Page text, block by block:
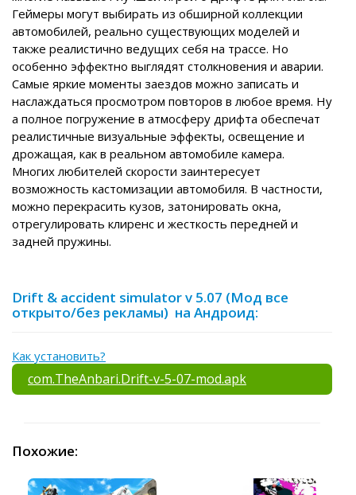
Геймеры могут выбирать из обширной коллекции
автомобилей, реально существующих моделей и
также реалистично ведущих себя на трассе. Но
особенно эффектно выглядят столкновения и аварии.
Самые яркие моменты заездов можно записать и
наслаждаться просмотром повторов в любое время. Ну
а полное погружение в атмосферу дрифта обеспечат
реалистичные визуальные эффекты, освещение и
дрожащая, как в реальном автомобиле камера.
Многих любителей скорости заинтересует
возможность кастомизации автомобиля. В частности,
можно перекрасить кузов, затонировать окна,
отрегулировать клиренс и жесткость передней и
задней пружины.
Drift & accident simulator v 5.07 (Мод все
открыто/без рекламы) на Андроид:
Как установить?
com.TheAnbari.Drift-v-5-07-mod.apk
Похожие: